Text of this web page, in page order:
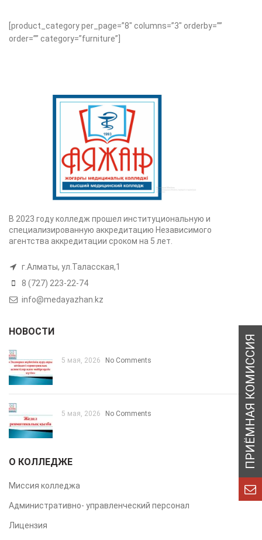
[product_category per_page=”8″ columns=”3″ orderby=””
order=”” category=”furniture”]
В 2023 году колледж прошел институциональную и
специализированную аккредитацию Независимого
агентства аккредитации сроком на 5 лет.
г.Алматы, ул.Таласская,1
8 (727) 223-22-74
info@medayazhan.kz
НОВОСТИ
5 мая, 2026 No Comments
5 мая, 2026 No Comments
О КОЛЛЕДЖЕ
Миссия колледжа
Административно- управленческий персонал
Лицензия